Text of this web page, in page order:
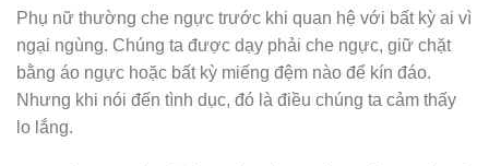
Phụ nữ thường che ngực trước khi quan hệ với bất kỳ ai vì
ngại ngùng. Chúng ta được dạy phải che ngực, giữ chặt
bằng áo ngực hoặc bất kỳ miếng đệm nào để kín đáo.
Nhưng khi nói đến tình dục, đó là điều chúng ta cảm thấy
lo lắng.